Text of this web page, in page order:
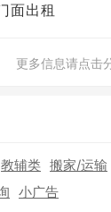
面出租
更多信息请点击
教辅类 搬家/运输
小广告